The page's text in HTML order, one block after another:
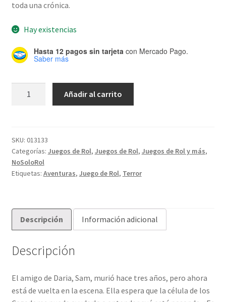
toda una crónica.
Hay existencias
Hasta 12 pagos sin tarjetacon Mercado Pago.
Saber más
sin
Resolver
cantidad
Añadir al carrito
SKU: 013133
Categorías: Juegos de Rol, Juegos de Rol, Juegos de Rol y más,
NoSoloRol
Etiquetas: Aventuras, Juego de Rol, Terror
Descripción Información adicional
Descripción
El amigo de Daria, Sam, murió hace tres años, pero ahora
está de vuelta en la escena. Ella espera que la célula de los